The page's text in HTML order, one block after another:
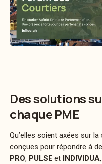
Des solutions
chaque PME
Qu’elles soient axées sur
conçues pour répondre à
PRO, PULSE et INDIVIDUA